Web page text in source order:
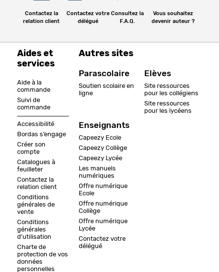
Contactez la
relation client
Contactez votre
délégué
Consultez la
F.A.Q.
Vous souhaitez
devenir auteur ?
Aides et
services
Aide à la
commande
Suivi de
commande
Accessibilité
Bordas s’engage
Créer son
compte
Catalogues à
feuilleter
Contactez la
relation client
Conditions
générales de
vente
Conditions
générales
d'utilisation
Charte de
protection de vos
données
personnelles
Autres sites
Parascolaire
Soutien scolaire en
ligne
Enseignants
Capeezy Ecole
Capeezy Collège
Capeezy Lycée
Les manuels
numériques
Offre numérique
Ecole
Offre numérique
Collège
Offre numérique
Lycée
Contactez votre
délégué
Elèves
Site ressources
pour les collégiens
Site ressources
pour les lycéens